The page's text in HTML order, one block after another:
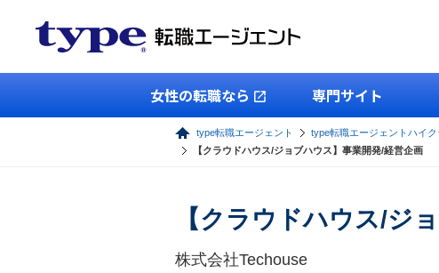
女性の転職なら 専門サイト
type転職エージェント type転職エージェントハイク
【クラウドハウス/ジョブハウス】事業開発/経営企画
【クラウドハウス/ジ
株式会社Techouse